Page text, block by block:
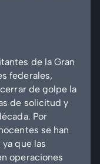
de la Gran
federales,
de golpe la
de solicitud y
Por
se han
que las
operaciones